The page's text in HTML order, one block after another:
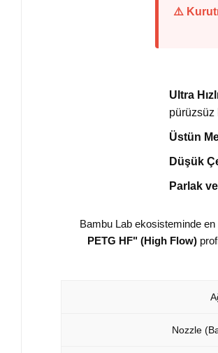
⚠️
Ultra
pürüzsüz
Üstün
Düşük
Parlak
Bambu Lab ekosisteminde
PETG HF" (High Flow)
Nozzle